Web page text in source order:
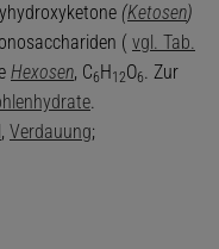
(Ketosen)
( vgl. Tab.
Hexosen, C6H12O6. Zur
.
, Verdauung;